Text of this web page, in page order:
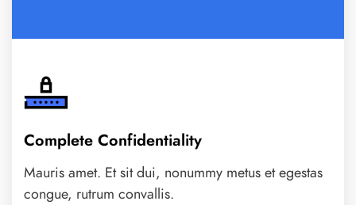
Complete Confidentiality
Mauris amet. Et sit dui, nonummy metus et egestas
congue, rutrum convallis.